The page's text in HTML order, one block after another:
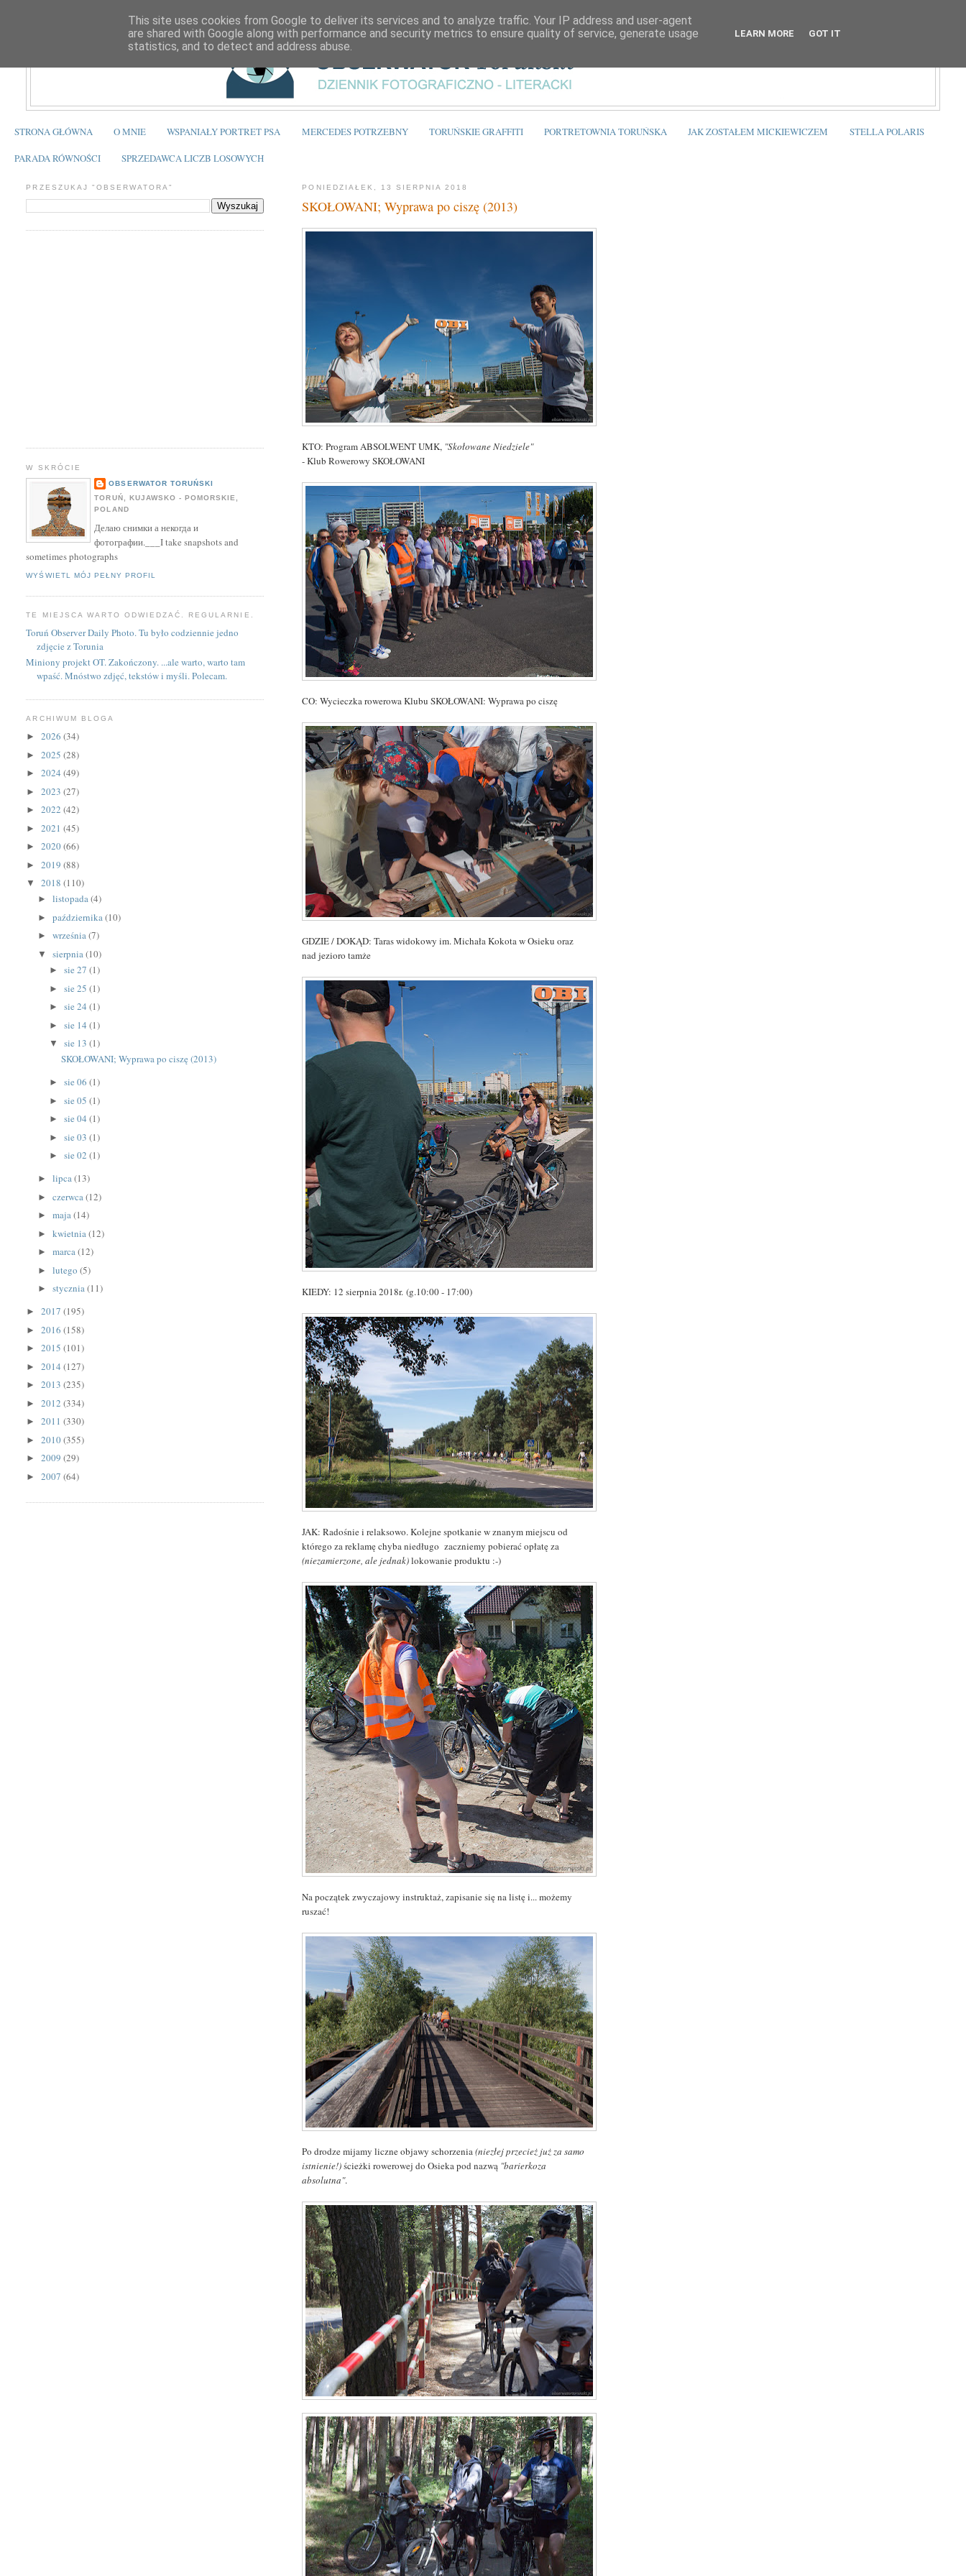
STRONA GŁÓWNA O MNIE WSPANIAŁY PORTRET PSA MERCEDES POTRZEBNY TORUŃSKIE GRAFFITI PORTRETOWNIA TORUŃSKA JAK ZOSTAŁEM MICKIEWICZEM STELLA POLARIS
PARADA RÓWNOŚCI SPRZEDAWCA LICZB LOSOWYCH
PONIEDZIAŁEK, 13 SIERPNIA 2018
SKOŁOWANI; Wyprawa po ciszę (2013)
KTO: Program ABSOLWENT UMK, "Skołowane Niedziele"
- Klub Rowerowy SKOŁOWANI
CO: Wycieczka rowerowa Klubu SKOŁOWANI: Wyprawa po ciszę
GDZIE / DOKĄD: Taras widokowy im. Michała Kokota w Osieku oraz
nad jezioro tamże
KIEDY: 12 sierpnia 2018r. (g.10:00 - 17:00)
JAK: Radośnie i relaksowo. Kolejne spotkanie w znanym miejscu od
którego za reklamę chyba niedługo zaczniemy pobierać opłatę za
(niezamierzone, ale jednak)lokowanie produktu :-)
Na początek zwyczajowy instruktaż, zapisanie się na listę i... możemy
ruszać!
Po drodze mijamy liczne objawy schorzenia(niezłej przecież już za samo
istnienie!)ścieżki rowerowej do Osieka pod nazwą "barierkoza
absolutna".
PRZESZUKAJ "OBSERWATORA"
W SKRÓCIE
OBSERWATOR TORUŃSKI
TORUŃ, KUJAWSKO - POMORSKIE,
POLAND
Делаю снимки а некогда и
фотографии.___I take snapshots and
sometimes photographs
WYŚWIETL MÓJ PEŁNY PROFIL
TE MIEJSCA WARTO ODWIEDZAĆ. REGULARNIE.
Toruń Observer Daily Photo. Tu było codziennie jedno
zdjęcie z Torunia
Miniony projekt OT. Zakończony. ...ale warto, warto tam
wpaść. Mnóstwo zdjęć, tekstów i myśli. Polecam.
ARCHIWUM BLOGA
►2026(34)
►2025(28)
►2024(49)
►2023(27)
►2022(42)
►2021(45)
►2020(66)
►2019(88)
▼2018(110)
►listopada(4)
►października(10)
►września(7)
▼sierpnia(10)
► sie 27 (1)
► sie 25 (1)
► sie 24 (1)
► sie 14 (1)
▼ sie 13 (1)
SKOŁOWANI; Wyprawa po ciszę (2013)
► sie 06 (1)
► sie 05 (1)
► sie 04 (1)
► sie 03 (1)
► sie 02 (1)
►lipca(13)
►czerwca(12)
►maja(14)
►kwietnia(12)
►marca(12)
►lutego(5)
►stycznia(11)
►2017(195)
►2016(158)
►2015(101)
►2014(127)
►2013(235)
►2012(334)
►2011(330)
►2010(355)
►2009(29)
►2007(64)
This site uses cookies from Google to deliver its services and to analyze traffic. Your IP address and user-agent
are shared with Google along with performance and security metrics to ensure quality of service, generate usage
statistics, and to detect and address abuse.
LEARN MORE GOT IT